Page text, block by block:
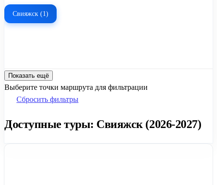
Свияжск (1)
Показать ещё
Выберите точки маршрута для фильтрации
Сбросить фильтры
Доступные туры: Свияжск (2026-2027)